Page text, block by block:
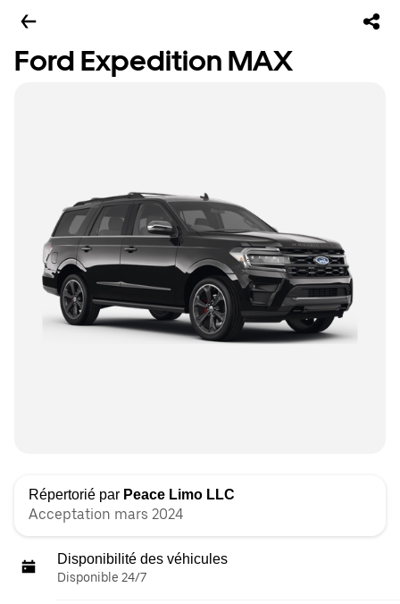
Ford Expedition MAX
Répertorié par Peace Limo LLC
Acceptation mars 2024
Disponibilité des véhicules
Disponible 24/7